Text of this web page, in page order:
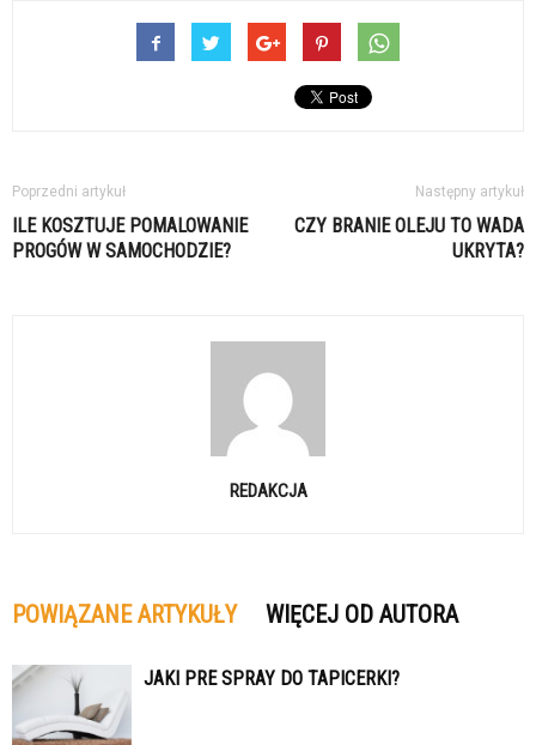
Poprzedni artykuł
ILE KOSZTUJE POMALOWANIE
PROGÓW W SAMOCHODZIE?
Następny artykuł
CZY BRANIE OLEJU TO WADA
UKRYTA?
REDAKCJA
POWIĄZANE ARTYKUŁY WIĘCEJ OD AUTORA
JAKI PRE SPRAY DO TAPICERKI?